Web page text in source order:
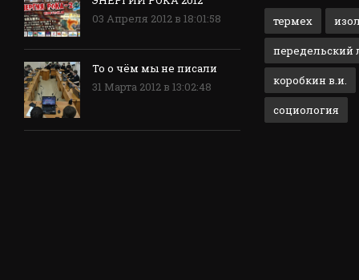
03 Апреля 2012 в 18:01:58
То о чём мы не писали
31 Марта 2012 в 13:02:48
термех
передельский
коробкин в.и.
социология